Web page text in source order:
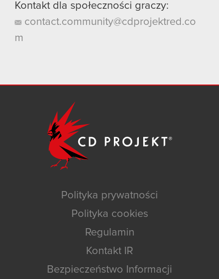
Kontakt dla społeczności graczy:
contact.community@cdprojektred.co
m
Polityka prywatności
Polityka cookies
Regulamin
Kontakt IR
Bezpieczeństwo Informacji